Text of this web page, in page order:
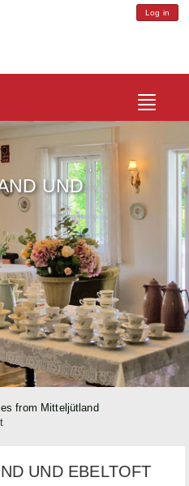
Log in
Toggle
UND
from Mitteljütland
UND EBELTOFT